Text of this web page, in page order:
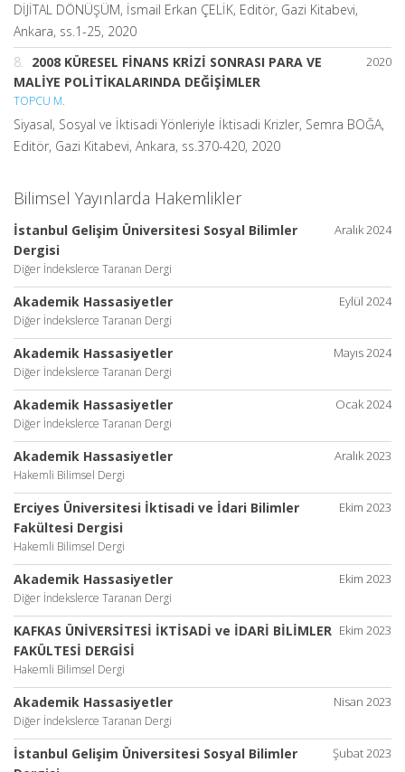
DİJİTAL DÖNÜŞÜM, İsmail Erkan ÇELİK, Editör, Gazi Kitabevi,
Ankara, ss.1-25, 2020
2020
8. 2008 KÜRESEL FİNANS KRİZİ SONRASI PARA VE
MALİYE POLİTİKALARINDA DEĞİŞİMLER
TOPCU M.
Siyasal, Sosyal ve İktisadi Yönleriyle İktisadi Krizler, Semra BOĞA,
Editör, Gazi Kitabevi, Ankara, ss.370-420, 2020
Bilimsel Yayınlarda Hakemlikler
Aralık 2024
İstanbul Gelişim Üniversitesi Sosyal Bilimler
Dergisi
Diğer İndekslerce Taranan Dergi
Eylül 2024
Akademik Hassasiyetler
Diğer İndekslerce Taranan Dergi
Mayıs 2024
Akademik Hassasiyetler
Diğer İndekslerce Taranan Dergi
Ocak 2024
Akademik Hassasiyetler
Diğer İndekslerce Taranan Dergi
Aralık 2023
Akademik Hassasiyetler
Hakemli Bilimsel Dergi
Ekim 2023
Erciyes Üniversitesi İktisadi ve İdari Bilimler
Fakültesi Dergisi
Hakemli Bilimsel Dergi
Ekim 2023
Akademik Hassasiyetler
Diğer İndekslerce Taranan Dergi
Ekim 2023
KAFKAS ÜNİVERSİTESİ İKTİSADİ ve İDARİ BİLİMLER
FAKÜLTESİ DERGİSİ
Hakemli Bilimsel Dergi
Nisan 2023
Akademik Hassasiyetler
Diğer İndekslerce Taranan Dergi
Şubat 2023
İstanbul Gelişim Üniversitesi Sosyal Bilimler